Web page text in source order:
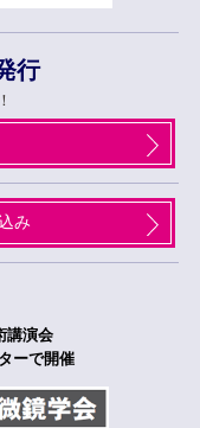
行
み
講演会
ーで開催